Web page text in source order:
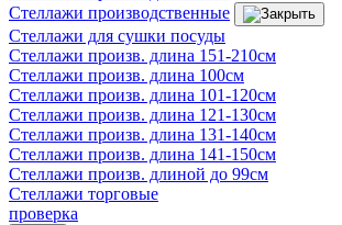
Стеллажи производственные
Стеллажи для сушки посуды
Стеллажи произв. длина 151-210см
Стеллажи произв. длина 100см
Стеллажи произв. длина 101-120см
Стеллажи произв. длина 121-130см
Стеллажи произв. длина 131-140см
Стеллажи произв. длина 141-150см
Стеллажи произв. длиной до 99см
Стеллажи торговые
проверка